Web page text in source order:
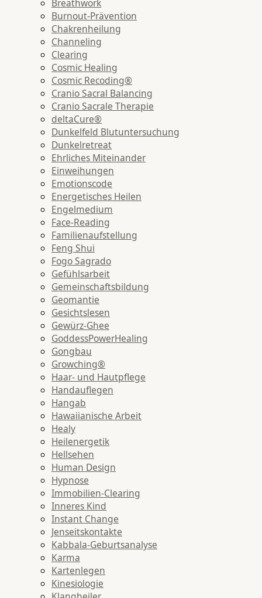
Breathwork
Burnout-Prävention
Chakrenheilung
Channeling
Clearing
Cosmic Healing
Cosmic Recoding®
Cranio Sacral Balancing
Cranio Sacrale Therapie
deltaCure®
Dunkelfeld Blutuntersuchung
Dunkelretreat
Ehrliches Miteinander
Einweihungen
Emotionscode
Energetisches Heilen
Engelmedium
Face-Reading
Familienaufstellung
Feng Shui
Fogo Sagrado
Gefühlsarbeit
Gemeinschaftsbildung
Geomantie
Gesichtslesen
Gewürz-Ghee
GoddessPowerHealing
Gongbau
Growching®
Haar- und Hautpflege
Handauflegen
Hangab
Hawaiianische Arbeit
Healy
Heilenergetik
Hellsehen
Human Design
Hypnose
Immobilien-Clearing
Inneres Kind
Instant Change
Jenseitskontakte
Kabbala-Geburtsanalyse
Karma
Kartenlegen
Kinesiologie